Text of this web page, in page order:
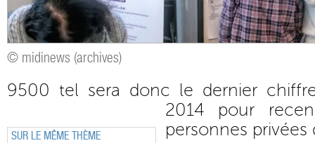
© midinews (archives)
SUR LE MÊME THÈME
9500 tel sera donc le dernier
2014 pour
personnes privées